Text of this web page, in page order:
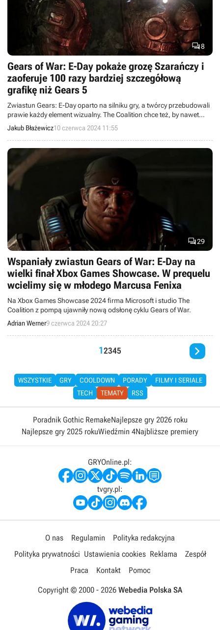
8
Gears of War: E-Day pokaże grozę Szarańczy i
zaoferuje 100 razy bardziej szczegółową
grafikę niż Gears 5
Zwiastun Gears: E-Day oparto na silniku gry, a twórcy przebudowali
prawie każdy element wizualny. The Coalition chce też, by nawet
szeregowe drony Szarańczy budziły grozę.
Jakub Błażewicz10 czerwca 2024 11:55
29
Wspaniały zwiastun Gears of War: E-Day na
wielki finał Xbox Games Showcase. W prequelu
wcielimy się w młodego Marcusa Fenixa
Na Xbox Games Showcase 2024 firma Microsoft i studio The
Coalition z pompą ujawniły nową odsłonę cyklu Gears of War.
Adrian Werner9 czerwca 2024 20:27
12345 
WSZYSTKIE GRY COOLDOWN PORADY
FILMY I SERIALE
TECH
TEMATY RSS
Poradnik Gothic RemakeNajlepsze gry 2026 roku
Najlepsze gry 2025 rokuWiedźmin 4Najbliższe premiery
GRYOnline.pl:
tvgry.pl:
O nas Regulamin
Polityka redakcyjna
Polityka prywatności Ustawienia cookies Reklama
Zespół
Praca
Kontakt Pomoc
Copyright © 2000 - 2026 Webedia Polska SA